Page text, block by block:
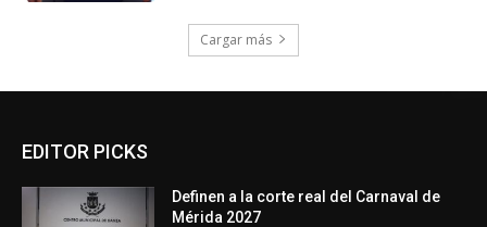
Cargar más
EDITOR PICKS
Definen a la corte real del Carnaval de
Mérida 2027